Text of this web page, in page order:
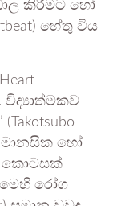
කිරීමට හෝ
හේතු විය
විද්‍යාත්මකව
මානසික හෝ
කොටසක්
මෙහි රෝග